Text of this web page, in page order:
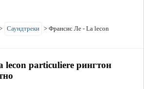
Саундтреки > Франсис Ле - La lecon
lecon particuliere рингтон